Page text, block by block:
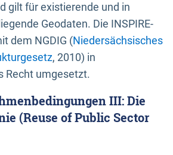
gilt für existierende und in
Geodaten. Die INSPIRE-
dem NGDIG (Niedersächsisches
, 2010) in
Recht umgesetzt.
III: Die
(Reuse of Public Sector